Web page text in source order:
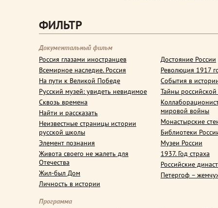
ФИЛЬТР
Документальный фильм
Россия глазами иностранцев
Всемирное наследие. Россия
На пути к Великой Победе
Русский музей: увидеть невидимое
Сквозь времена
Найти и рассказать
Неизвестные страницы истории
русской школы
Элемент познания
Живота своего не жалеть для
Отечества
Жил-был Дом
Личность в истории
Достояние России
Революция 1917
События в
Тайны
мировой войны
Монастырские
Библиотеки
Музеи России
1937. Год страха
Российские
Петергоф –
Программа